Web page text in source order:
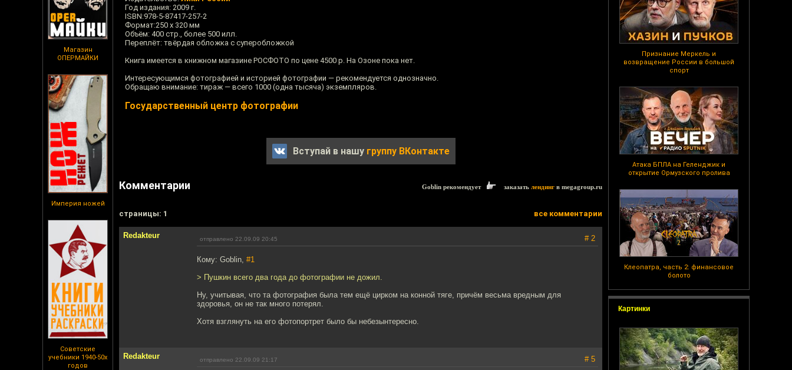
Магазин
ОПЕРМАЙКИ
Империя ножей
Советские
учебники 1940-50х
годов
Признание Меркель и
возвращение России в большой
спорт
Атака БПЛА на Геленджик и
открытие Ормузского пролива
Клеопатра, часть 2: финансовое
болото
Картинки
Год издания: 2009 г.
ISBN:978-5-87417-257-2
Формат:250 х 320 мм
Объём: 400 стр., более 500 илл.
Переплёт: твёрдая обложка с суперобложкой
Книга имеется в книжном магазине РОСФОТО по цене 4500 р. На Озоне пока нет.
Интересующимся фотографией и историей фотографии — рекомендуется однозначно.
Обращаю внимание: тираж — всего 1000 (одна тысяча) экземпляров.
Государственный центр фотографии
Вступай в нашу группу ВКонтакте
Комментарии Goblin рекомендует заказать лендинг в megagroup.ru
cтраницы: 1 все комментарии
Redakteur отправлено 22.09.09 20:45 # 2
Кому: Goblin, #1
> Пушкин всего два года до фотографии не дожил.
Ну, учитывая, что та фотография была тем ещё цирком на конной тяге, причём весьма вредным для
здоровья, он не так много потерял.
Хотя взглянуть на его фотопортрет было бы небезынтересно.
Redakteur отправлено 22.09.09 21:17 # 5